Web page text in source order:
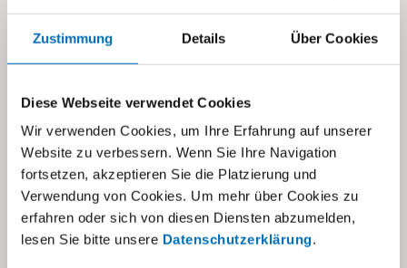
Zustimmung Details Über Cookies
Diese Webseite verwendet Cookies
Wir verwenden Cookies, um Ihre Erfahrung auf unserer
Website zu verbessern. Wenn Sie Ihre Navigation
fortsetzen, akzeptieren Sie die Platzierung und
Verwendung von Cookies. Um mehr über Cookies zu
erfahren oder sich von diesen Diensten abzumelden,
lesen Sie bitte unsere Datenschutzerklärung.
Datum:
16:00
Kategorien:
Alle,Kita Dübendorf